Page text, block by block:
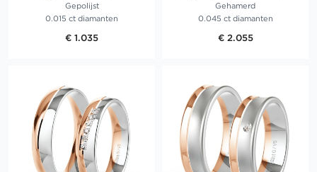
Gepolijst
0.015 ct diamanten
€ 1.035
Gehamerd
0.045 ct diamanten
€ 2.055